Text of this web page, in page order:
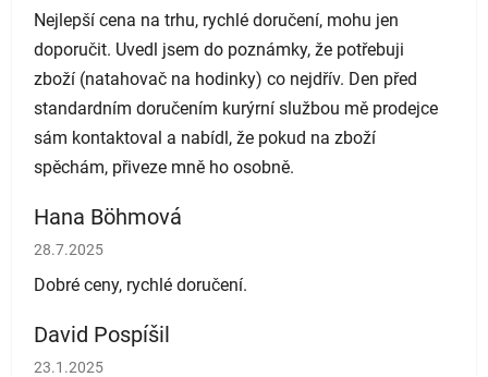
Nejlepší cena na trhu, rychlé doručení, mohu jen
doporučit. Uvedl jsem do poznámky, že potřebuji
zboží (natahovač na hodinky) co nejdřív. Den před
standardním doručením kurýrní službou mě prodejce
sám kontaktoval a nabídl, že pokud na zboží
spěchám, přiveze mně ho osobně.
Hana Böhmová
Hodnocení obchodu je 5 z 5 hvězdiček.
28.7.2025
Dobré ceny, rychlé doručení.
David Pospíšil
Hodnocení obchodu je 5 z 5 hvězdiček.
23.1.2025